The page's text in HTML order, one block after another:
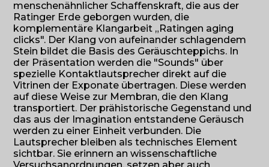
menschenähnlicher Schaffenskraft, die aus der
Ratinger Erde geborgen wurden, die
komplementäre Klangarbeit „Ratingen aging
clicks". Der Klang von aufeinander schlagendem
Stein bildet die Basis des Geräuschteppichs. In
der Präsentation werden die "Sounds" über
spezielle Kontaktlautsprecher direkt auf die
Vitrinen der Exponate übertragen. Diese werden
auf diese Weise zur Membran, die den Klang
transportiert. Der prähistorische Gegenstand und
das aus der Imagination entstandene Geräusch
werden zu einer Einheit verbunden. Die
Lautsprecher bleiben als technisches Element
sichtbar. Sie erinnern an wissenschaftliche